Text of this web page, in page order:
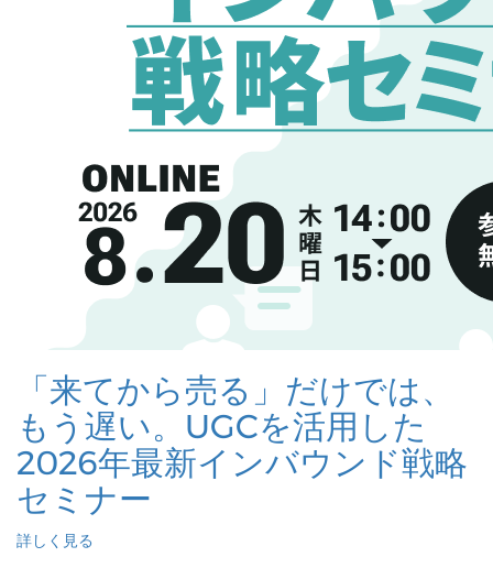
「来てから売る」だけでは、
もう遅い。UGCを活用した
2026年最新インバウンド戦略
セミナー
詳しく見る